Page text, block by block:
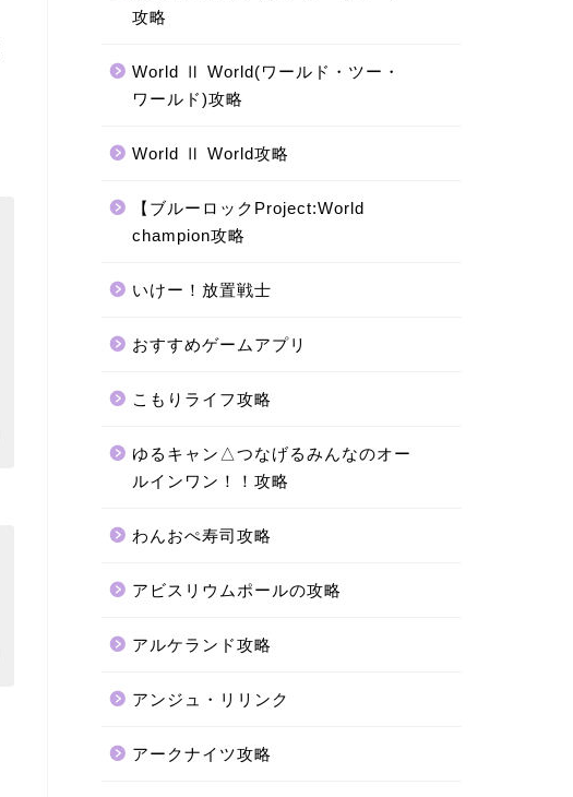
攻略
World Ⅱ World(ワールド・ツー・
ワールド)攻略
World Ⅱ World攻略
【ブルーロックProject:World
champion攻略
いけー！放置戦士
おすすめゲームアプリ
こもりライフ攻略
ゆるキャン△つなげるみんなのオー
ルインワン！！攻略
わんおぺ寿司攻略
アビスリウムポールの攻略
アルケランド攻略
アンジュ・リリンク
アークナイツ攻略